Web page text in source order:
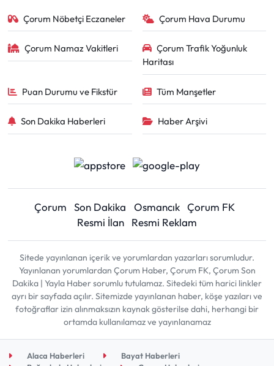
Çorum Nöbetçi Eczaneler Çorum Hava Durumu
Çorum Namaz Vakitleri
Çorum Trafik Yoğunluk
Haritası
Puan Durumu ve Fikstür Tüm Manşetler
Son Dakika Haberleri Haber Arşivi
Çorum Son Dakika Osmancık Çorum FK
Resmi İlan
Resmi Reklam
Sitede yayınlanan içerik ve yorumlardan yazarları sorumludur.
Yayınlanan yorumlardan Çorum Haber, Çorum FK, Çorum Son
Dakika | Yayla Haber sorumlu tutulamaz. Sitedeki tüm harici linkler
ayrı bir sayfada açılır. Sitemizde yayınlanan haber, köşe yazıları ve
fotoğraflar izin alınmaksızın kaynak gösterilse dahi, herhangi bir
ortamda kullanılamaz ve yayınlanamaz
Alaca Haberleri
Bayat Haberleri